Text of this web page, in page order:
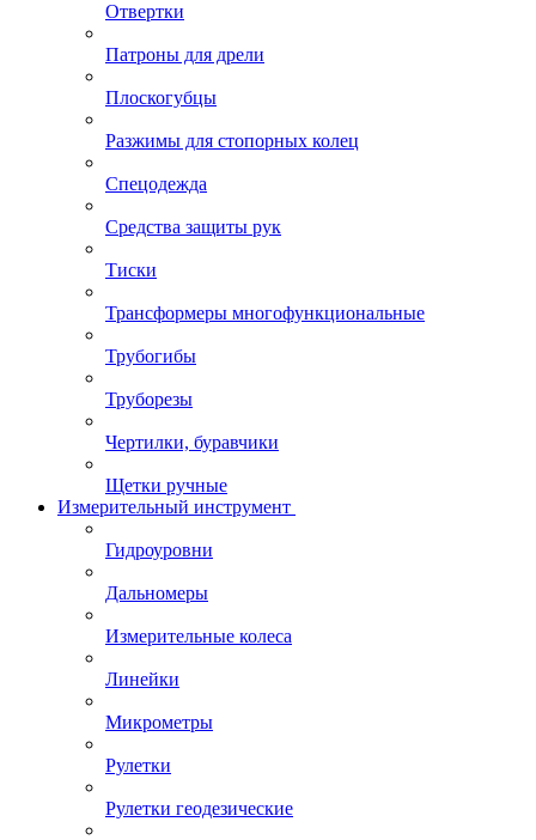
Отвертки
Патроны для дрели
Плоскогубцы
Разжимы для стопорных колец
Спецодежда
Средства защиты рук
Тиски
Трансформеры многофункциональные
Трубогибы
Труборезы
Чертилки, буравчики
Щетки ручные
Измерительный инструмент
Гидроуровни
Дальномеры
Измерительные колеса
Линейки
Микрометры
Рулетки
Рулетки геодезические